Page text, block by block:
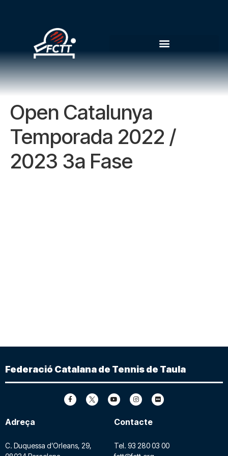
Open Catalunya
Temporada 2022 /
2023 3a Fase
Federació Catalana de Tennis de Taula
Adreça
C. Duquessa d’Orleans, 29,
Contacte
Tel. 93 280 03 00